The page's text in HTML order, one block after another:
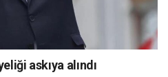
askıya alındı